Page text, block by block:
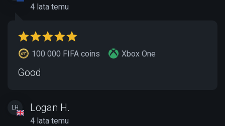
4 lata temu
100 000 FIFA coins Xbox One
Good
LH Logan H.
4 lata temu